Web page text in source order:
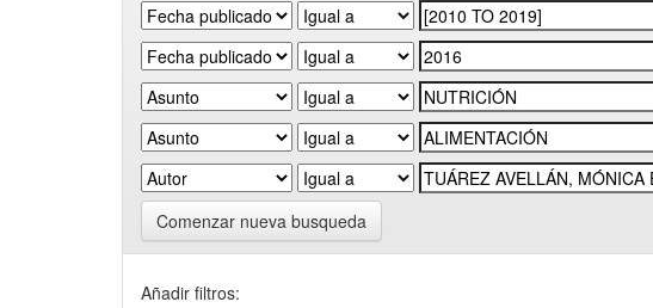
Comenzar nueva busqueda
Añadir filtros: